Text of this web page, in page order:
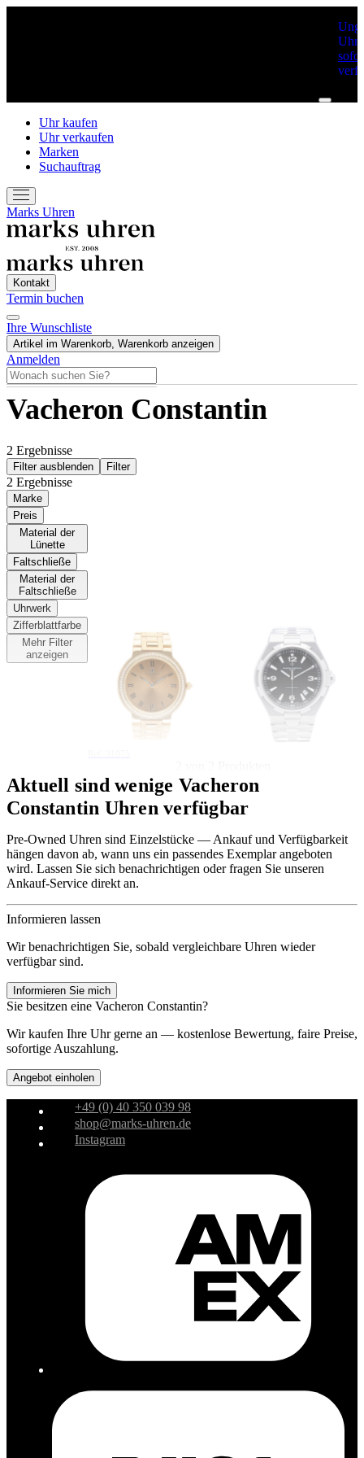
Uhr kaufen
Uhr verkaufen
Marken
Suchauftrag
Marks Uhren
Kontakt
Termin buchen
Ihre Wunschliste
Artikel im Warenkorb, Warenkorb anzeigen
Anmelden
Home
Marken
Vacheron Constantin
Vacheron Constantin
2 Ergebnisse
Filter ausblenden Filter
2 Ergebnisse
Marke
Preis
Material der
Lünette
Faltschließe
Material der
Faltschließe
Uhrwerk
Zifferblattfarbe
Mehr Filter
anzeigen
CONSTANTIN
Patrimony 33mm
31075 Pink Dial
Factory Diamonds
18K Rosegold
CONSTANTIN
Overseas 47040
Limited Sultan of
Oman
Aktuell sind wenige Vacheron
Constantin Uhren verfügbar
Pre-Owned Uhren sind Einzelstücke — Ankauf und Verfügbarkeit
hängen davon ab, wann uns ein passendes Exemplar angeboten
wird. Lassen Sie sich benachrichtigen oder fragen Sie unseren
Ankauf-Service direkt an.
Informieren lassen
Wir benachrichtigen Sie, sobald vergleichbare Uhren wieder
verfügbar sind.
Informieren Sie mich
Sie besitzen eine Vacheron Constantin?
Wir kaufen Ihre Uhr gerne an — kostenlose Bewertung, faire Preise,
sofortige Auszahlung.
Angebot einholen
+49 (0) 40 350 039 98
shop@marks-uhren.de
Instagram